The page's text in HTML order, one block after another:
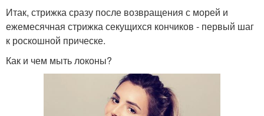
Итак, стрижка сразу после возвращения с морей и
ежемесячная стрижка секущихся кончиков - первый шаг
к роскошной прическе.
Как и чем мыть локоны?